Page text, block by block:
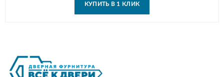
КУПИТЬ В 1 КЛИК